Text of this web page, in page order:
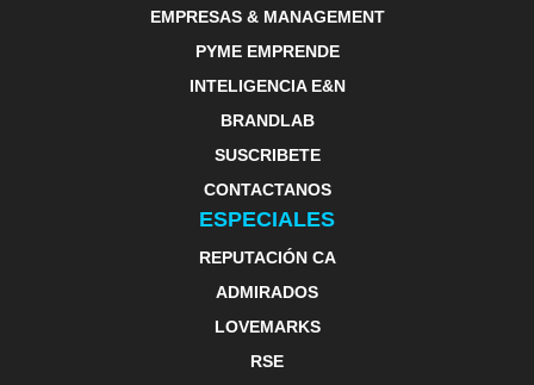
EMPRESAS & MANAGEMENT
PYME EMPRENDE
INTELIGENCIA E&N
BRANDLAB
SUSCRIBETE
CONTACTANOS
ESPECIALES
REPUTACIÓN CA
ADMIRADOS
LOVEMARKS
RSE